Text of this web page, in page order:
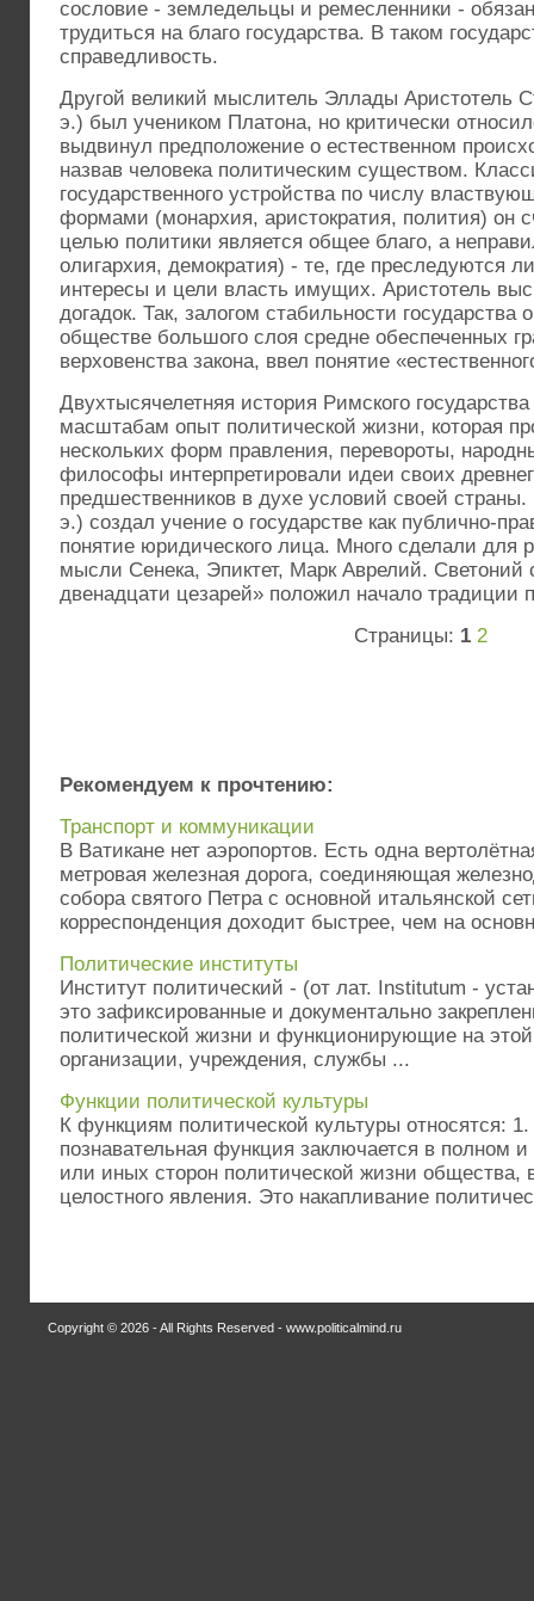
сословие - земледельцы и ремесленники -
трудиться на благо государства. В таком
справедливость.
Другой великий мыслитель Эллады Аристотель
э.) был учеником Платона, но критически
выдвинул предположение о естественном
назвав человека политическим существом.
государственного устройства по числу
формами (монархия, аристократия, полития) он
целью политики является общее благо, а
олигархия, демократия) - те, где преследуются
интересы и цели власть имущих. Аристотель
догадок. Так, залогом стабильности государства
обществе большого слоя средне обеспеченных
верховенства закона, ввел понятие
Двухтысячелетняя история Римского
масштабам опыт политической жизни, которая
нескольких форм правления, перевороты,
философы интерпретировали идеи своих
предшественников в духе условий своей страны.
э.) создал учение о государстве как публично-
понятие юридического лица. Много сделали для
мысли Сенека, Эпиктет, Марк Аврелий. Светоний
двенадцати цезарей» положил начало традиции
Страницы: 1 2
Рекомендуем к прочтению:
Транспорт и коммуникации
В Ватикане нет аэропортов. Есть одна
метровая железная дорога, соединяющая
собора святого Петра с основной итальянской
корреспонденция доходит быстрее, чем на
Политические институты
Институт политический - (от лат. Institutum -
это зафиксированные и документально
политической жизни и функционирующие на
организации, учреждения, службы ...
Функции политической культуры
К функциям политической культуры относятся: 1.
познавательная функция заключается в полном и
или иных сторон политической жизни общества,
целостного явления. Это накапливание
Copyright © 2026 - All Rights Reserved - www.politicalmind.ru